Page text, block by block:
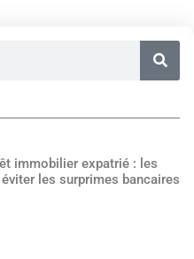
immobilier expatrié : les
les surprimes bancaires